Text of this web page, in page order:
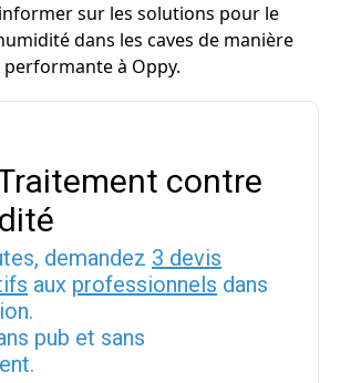
sur les solutions pour le
dans les caves de manière
à Oppy.
contre
demandez 3 devis
aux professionnels dans
pub et sans